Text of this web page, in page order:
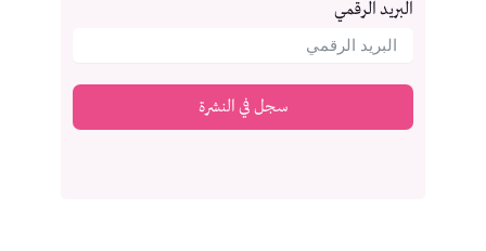
البريد الرقمي
سجل في النشرة